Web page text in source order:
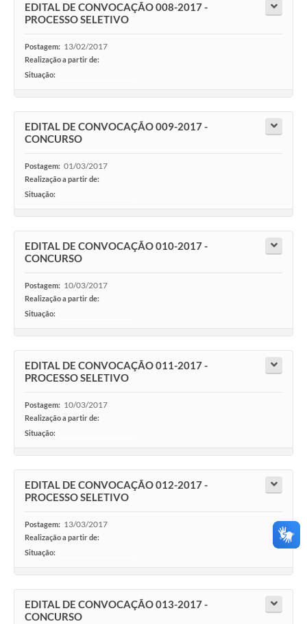
EDITAL DE CONVOCAÇÃO 008-2017 -
PROCESSO SELETIVO
Postagem: 13/02/2017
Realização a partir de:
Situação:
EDITAL DE CONVOCAÇÃO 009-2017 -
CONCURSO
Postagem: 01/03/2017
Realização a partir de:
Situação:
EDITAL DE CONVOCAÇÃO 010-2017 -
CONCURSO
Postagem: 10/03/2017
Realização a partir de:
Situação:
EDITAL DE CONVOCAÇÃO 011-2017 -
PROCESSO SELETIVO
Postagem: 10/03/2017
Realização a partir de:
Situação:
EDITAL DE CONVOCAÇÃO 012-2017 -
PROCESSO SELETIVO
Postagem: 13/03/2017
Realização a partir de:
Situação:
EDITAL DE CONVOCAÇÃO 013-2017 -
CONCURSO